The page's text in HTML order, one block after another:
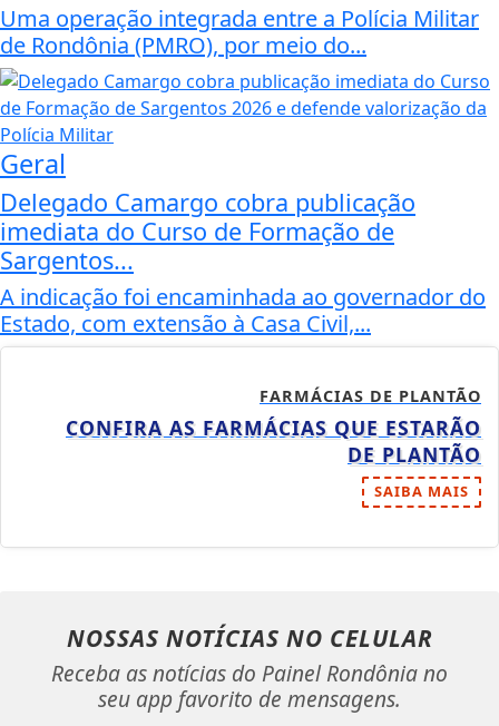
Uma operação integrada entre a Polícia Militar
de Rondônia (PMRO), por meio do...
Geral
Delegado Camargo cobra publicação
imediata do Curso de Formação de
Sargentos...
A indicação foi encaminhada ao governador do
Estado, com extensão à Casa Civil,...
FARMÁCIAS DE PLANTÃO
CONFIRA AS FARMÁCIAS QUE ESTARÃO
DE PLANTÃO
SAIBA MAIS
NOSSAS NOTÍCIAS NO CELULAR
Receba as notícias do Painel Rondônia no
seu app favorito de mensagens.